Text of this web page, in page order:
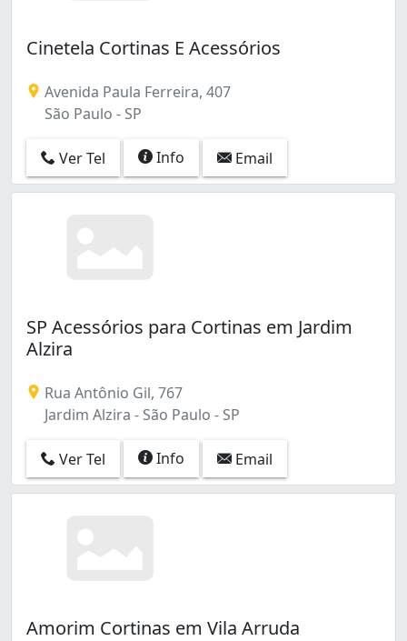
Cinetela Cortinas E Acessórios
Avenida Paula Ferreira, 407
São Paulo - SP
Ver Tel Info Email
SP Acessórios para Cortinas em Jardim
Alzira
Rua Antônio Gil, 767
Jardim Alzira - São Paulo - SP
Ver Tel Info Email
Amorim Cortinas em Vila Arruda